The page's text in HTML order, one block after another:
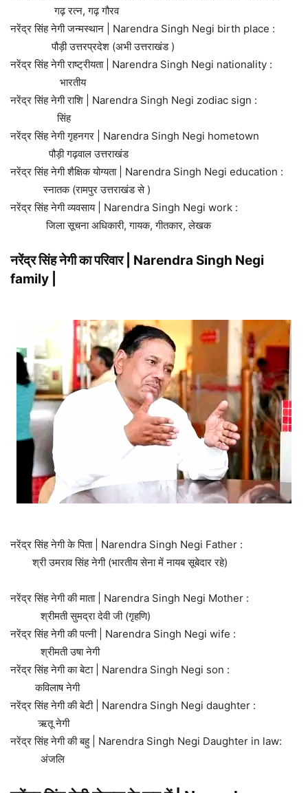
गढ़ रत्न, गढ़ गौरव
नरेंद्र सिंह नेगी जन्मस्थान | Narendra Singh Negi birth place :
पौड़ी उत्तरप्रदेश (अभी उत्तराखंड )
नरेंद्र सिंह नेगी राष्ट्रीयता | Narendra Singh Negi nationality :
भारतीय
नरेंद्र सिंह नेगी राशि | Narendra Singh Negi zodiac sign :
सिंह
नरेंद्र सिंह नेगी गृहनगर | Narendra Singh Negi hometown
पौड़ी गढ़वाल उत्तराखंड
नरेंद्र सिंह नेगी शैक्षिक योग्यता | Narendra Singh Negi education :
स्नातक (रामपुर उत्तराखंड से )
नरेंद्र सिंह नेगी व्यवसाय | Narendra Singh Negi work :
जिला सूचना अधिकारी, गायक, गीतकार, लेखक
नरेंद्र सिंह नेगी का परिवार | Narendra Singh Negi
family |
नरेंद्र सिंह नेगी के पिता | Narendra Singh Negi Father :
श्री उमराव सिंह नेगी (भारतीय सेना में नायब सूबेदार रहे)
नरेंद्र सिंह नेगी की माता | Narendra Singh Negi Mother :
श्रीमती सुमद्रा देवी जी (गृहणि)
नरेंद्र सिंह नेगी की पत्नी | Narendra Singh Negi wife :
श्रीमती उषा नेगी
नरेंद्र सिंह नेगी का बेटा | Narendra Singh Negi son :
कविलाष नेगी
नरेंद्र सिंह नेगी की बेटी | Narendra Singh Negi daughter :
ऋतू नेगी
नरेंद्र सिंह नेगी की बहु | Narendra Singh Negi Daughter in law:
अंजलि